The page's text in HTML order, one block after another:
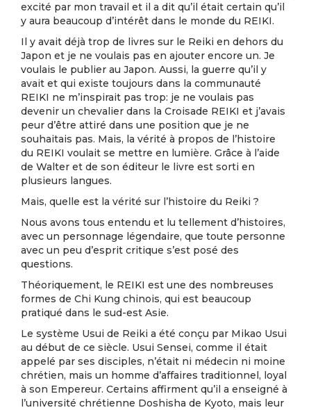
excité par mon travail et il a dit qu’il était certain qu’il
y aura beaucoup d’intérêt dans le monde du REIKI.
Il y avait déjà trop de livres sur le Reiki en dehors du
Japon et je ne voulais pas en ajouter encore un. Je
voulais le publier au Japon. Aussi, la guerre qu’il y
avait et qui existe toujours dans la communauté
REIKI ne m’inspirait pas trop: je ne voulais pas
devenir un chevalier dans la Croisade REIKI et j’avais
peur d’être attiré dans une position que je ne
souhaitais pas. Mais, la vérité à propos de l’histoire
du REIKI voulait se mettre en lumière. Grâce à l’aide
de Walter et de son éditeur le livre est sorti en
plusieurs langues.
Mais, quelle est la vérité sur l’histoire du Reiki ?
Nous avons tous entendu et lu tellement d’histoires,
avec un personnage légendaire, que toute personne
avec un peu d’esprit critique s’est posé des
questions.
Théoriquement, le REIKI est une des nombreuses
formes de Chi Kung chinois, qui est beaucoup
pratiqué dans le sud-est Asie.
Le système Usui de Reiki a été conçu par Mikao Usui
au début de ce siècle. Usui Sensei, comme il était
appelé par ses disciples, n’était ni médecin ni moine
chrétien, mais un homme d’affaires traditionnel, loyal
à son Empereur. Certains affirment qu’il a enseigné à
l’université chrétienne Doshisha de Kyoto, mais leur